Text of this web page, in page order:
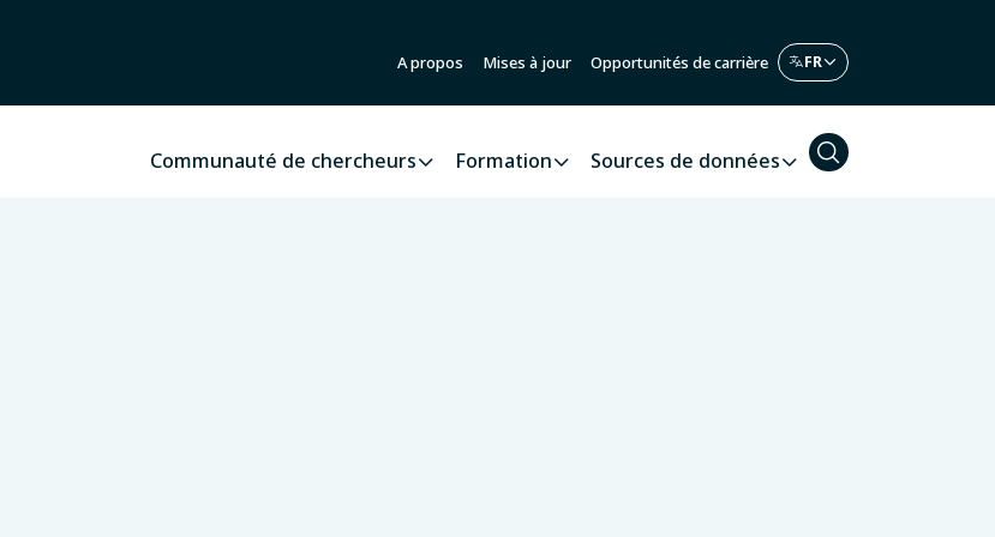
A propos Mises à jour Opportunités de carrière
Communauté de chercheurs Formation Sources de données